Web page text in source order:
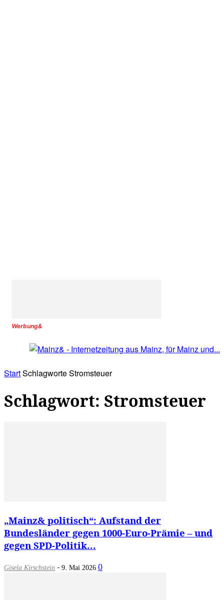
Werbung&
StartSchlagworteStromsteuer
Schlagwort: Stromsteuer
„Mainz& politisch“: Aufstand der
Bundesländer gegen 1000-Euro-Prämie – und
gegen SPD-Politik...
Gisela Kirschstein - 9. Mai 2026 0